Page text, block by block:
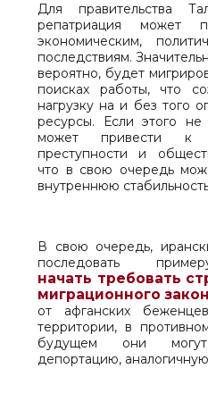
Для правительства
репатриация может
экономическим,
последствиям.
вероятно, будет
поисках работы, что
нагрузку на и без того
ресурсы. Если этого не
может привести к
преступности и
что в свою очередь
внутреннюю
В свою очередь,
последовать
начать требовать
миграционного
от афганских
территории, в
будущем они
депортацию,